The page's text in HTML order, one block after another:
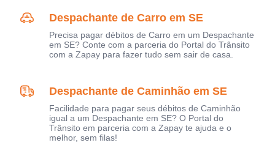
Despachante de Carro em SE
Precisa pagar débitos de Carro em um Despachante
em SE? Conte com a parceria do Portal do Trânsito
com a Zapay para fazer tudo sem sair de casa.
Despachante de Caminhão em SE
Facilidade para pagar seus débitos de Caminhão
igual a um Despachante em SE? O Portal do
Trânsito em parceria com a Zapay te ajuda e o
melhor, sem filas!